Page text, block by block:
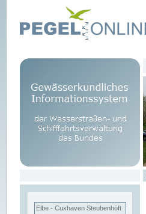
Elbe - Cuxhaven Steubenhöft